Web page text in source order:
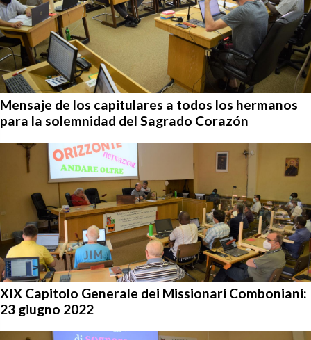
Mensaje de los capitulares a todos los hermanos
para la solemnidad del Sagrado Corazón
XIX Capitolo Generale dei Missionari Comboniani:
23 giugno 2022